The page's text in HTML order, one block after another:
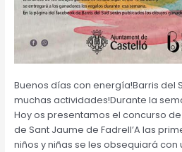
Buenos días con energía!Barris del
muchas actividades!Durante la
Hoy os presentamos el concurso
de Sant Jaume de Fadrell’A las
niños y niñas se les obsequiará con